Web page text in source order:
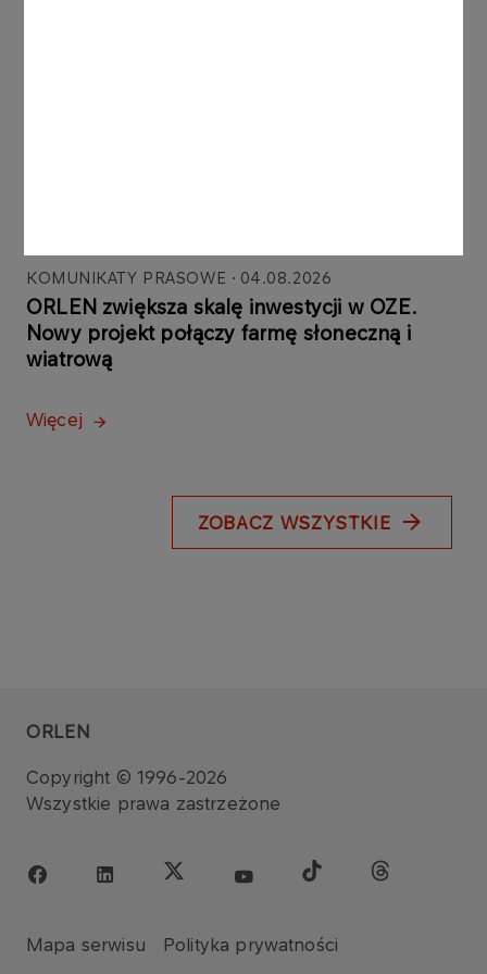
KOMUNIKATY PRASOWE 04.08.2026
ORLEN zwiększa skalę inwestycji w OZE.
Nowy projekt połączy farmę słoneczną i
wiatrową
Więcej
ZOBACZ WSZYSTKIE
ORLEN
Copyright © 1996-2026
Wszystkie prawa zastrzeżone
Mapa serwisu Polityka prywatności